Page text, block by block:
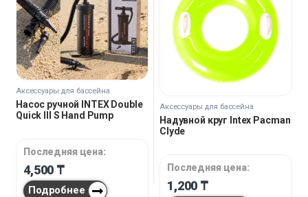
Аксессуары для бассейна
Насос ручной INTEX Double
Quick III S Hand Pump
Последняя цена:
4,500 ₸
Подробнее
Аксессуары для бассейна
Надувной круг Intex Pacman
Clyde
Последняя цена:
1,200 ₸